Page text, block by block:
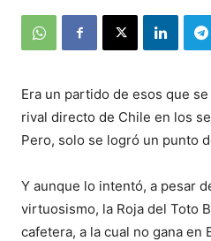
Era un partido de esos que
rival directo de Chile en los
Pero, solo se logró un punto
Y aunque lo intentó, a pesar
virtuosismo, la Roja del Toto
cafetera, a la cual no gana en